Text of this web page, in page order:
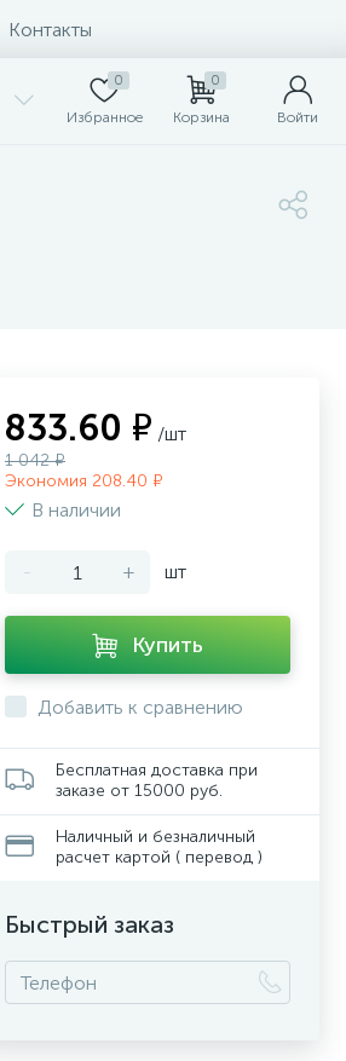
Контакты
0
Избранное
0
Корзина Войти
833.60 ₽ /шт
1 042 ₽
Экономия 208.40 ₽
В наличии
- + шт
Купить
Добавить к сравнению
Бесплатная доставка при
заказе от 15000 руб.
Наличный и безналичный
расчет картой ( перевод )
Быстрый заказ